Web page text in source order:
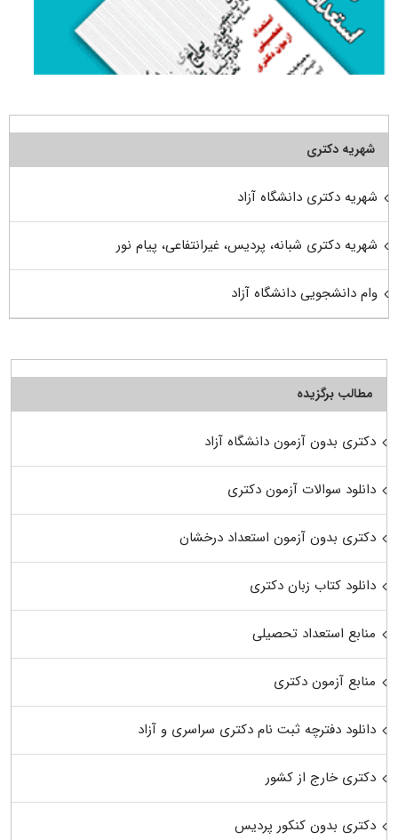
شهریه دکتری
شهریه دکتری دانشگاه آزاد
شهریه دکتری شبانه، پردیس، غیرانتفاعی، پیام نور
وام دانشجویی دانشگاه آزاد
مطالب برگزیده
دکتری بدون آزمون دانشگاه آزاد
دانلود سوالات آزمون دکتری
دکتری بدون آزمون استعداد درخشان
دانلود کتاب زبان دکتری
منابع استعداد تحصیلی
منابع آزمون دکتری
دانلود دفترچه ثبت نام دکتری سراسری و آزاد
دکتری خارج از کشور
دکتری بدون کنکور پردیس